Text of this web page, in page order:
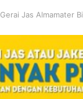
Gerai Jas Almamater